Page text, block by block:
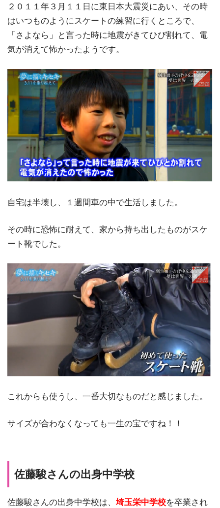
２０１１年３月１１日に東日本大震災にあい、その時
はいつものようにスケートの練習に行くところで、
「さよなら」と言った時に地震がきてひび割れて、電
気が消えて怖かったようです。
自宅は半壊し、１週間車の中で生活しました。
その時に恐怖に耐えて、家から持ち出したものがスケ
ート靴でした。
これからも使うし、一番大切なものだと感じました。
サイズが合わなくなっても一生の宝ですね！！
佐藤駿さんの出身中学校
佐藤駿さんの出身中学校は、 埼玉栄中学校を卒業され